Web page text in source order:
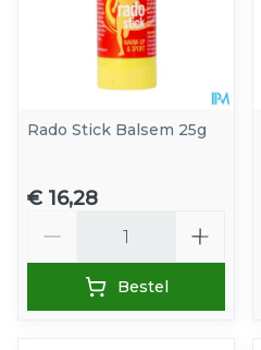
Rado Stick Balsem 25g
€ 16,28
Bestel